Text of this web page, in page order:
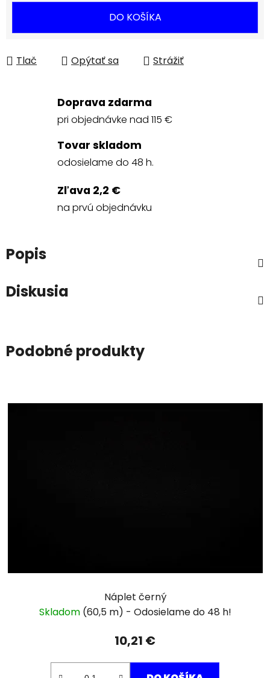
DO KOŠÍKA
Tlač Opýtať sa Strážiť
Doprava zdarma
pri objednávke nad 115 €
Tovar skladom
odosielame do 48 h.
Zľava 2,2 €
na prvú objednávku
Popis
Diskusia
Podobné produkty
Náplet černý
Skladom (60,5 m)
10,21 €